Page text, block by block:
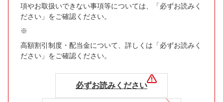
項やお取扱いできない事項等については、「必ずお読みく
ださい」をご確認ください。
※
高額割引制度・配当金について、詳しくは「必ずお読みく
ださい」をご確認ください。
必ずお読みください